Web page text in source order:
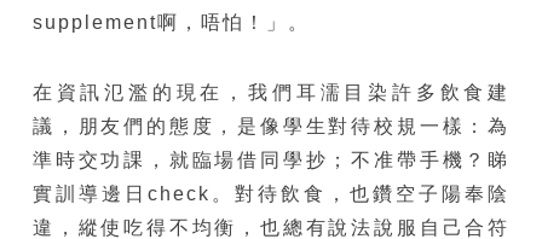
supplement啊，唔怕！」。
在資訊氾濫的現在，我們耳濡目染許多飲食建
議，朋友們的態度，是像學生對待校規一樣：為
準時交功課，就臨場借同學抄；不准帶手機？睇
實訓導邊日check。對待飲食，也鑽空子陽奉陰
違，縱使吃得不均衡，也總有說法說服自己合符